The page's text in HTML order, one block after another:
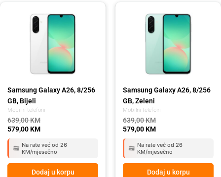
Mobilni telefoni
Samsung Galaxy A26, 8/256
GB, Bijeli
639,00KM
639,00 KM.
579,00KM
579,00 KM.
Na rate već od 26
KM/mjesečno
Dodaj u korpu
Mobilni telefoni
Samsung Galaxy A26, 8/256
GB, Zeleni
639,00KM
639,00 KM.
579,00KM
579,00 KM.
Na rate već od 26
KM/mjesečno
Dodaj u korpu